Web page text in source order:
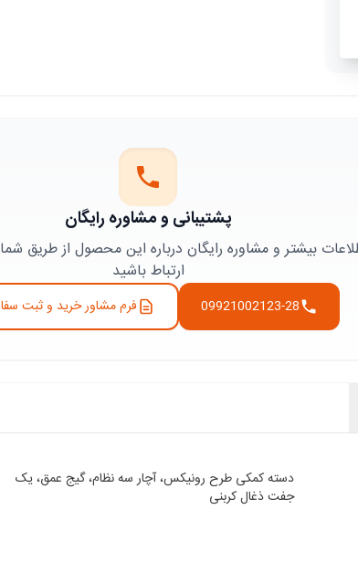
پشتیبانی و مشاوره رایگان
بیشتر و مشاوره رایگان درباره این محصول از طریق
ارتباط باشید
09921002123-28 فرم مشاور خرید و ثبت
دسته کمکی طرح رونیکس، آچار سه نظام، گیج عمق، یک
جفت ذغال کربنی